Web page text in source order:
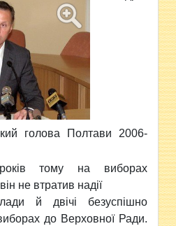
голова Полтави 2006-
тому на виборах
не втратив надії
й двічі безуспішно
до Верховної Ради.